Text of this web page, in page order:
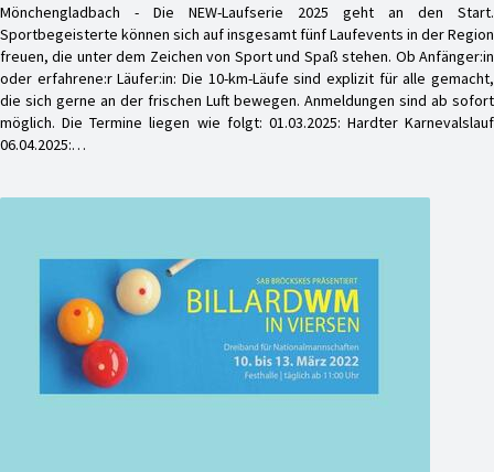
Mönchengladbach - Die NEW-Laufserie 2025 geht an den Start.
Sportbegeisterte können sich auf insgesamt fünf Laufevents in der Region
freuen, die unter dem Zeichen von Sport und Spaß stehen. Ob Anfänger:in
oder erfahrene:r Läufer:in: Die 10-km-Läufe sind explizit für alle gemacht,
die sich gerne an der frischen Luft bewegen. Anmeldungen sind ab sofort
möglich. Die Termine liegen wie folgt: 01.03.2025: Hardter Karnevalslauf
06.04.2025:…